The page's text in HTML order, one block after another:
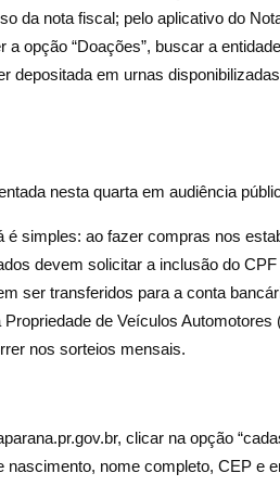
da nota fiscal; pelo aplicativo do
opção “Doações”, buscar a
depositada em urnas
nesta quarta em audiência
simples: ao fazer compras nos
devem solicitar a inclusão do
ser transferidos para a conta
de Veículos Automotores
nos sorteios mensais.
clicar na opção
nome completo, CEP e